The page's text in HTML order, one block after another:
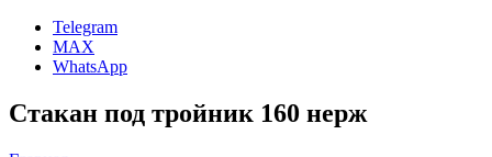
Telegram
MAX
WhatsApp
Стакан под тройник 160 нерж